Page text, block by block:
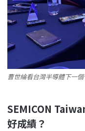
曹世綸看台灣半導體下一
SEMICON
好成績？